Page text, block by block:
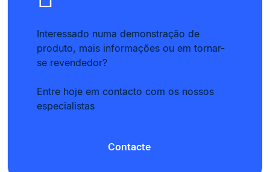
Interessado numa demonstração de
produto, mais informações ou em tornar-
se revendedor?
Entre hoje em contacto com os nossos
especialistas
Contacte